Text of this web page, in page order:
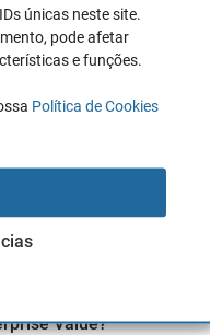
únicas neste site.
pode afetar
e funções.
Política de Cookies
ROCE, ROE, ROA e o
Yield?
sobre como analisar
Jose V. Gascó
Value?